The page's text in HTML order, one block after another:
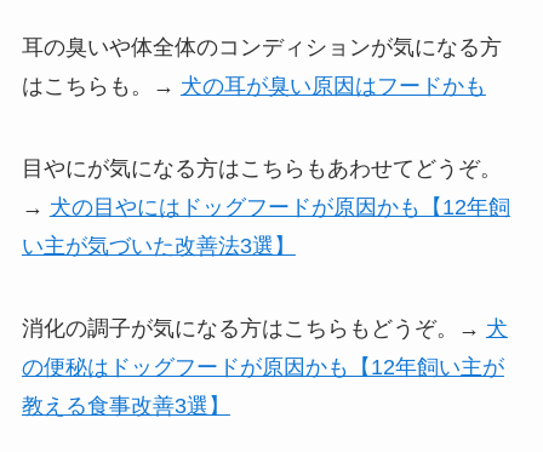
耳の臭いや体全体のコンディションが気になる方
はこちらも。→ 犬の耳が臭い原因はフードかも
目やにが気になる方はこちらもあわせてどうぞ。
→ 犬の目やにはドッグフードが原因かも【12年飼
い主が気づいた改善法3選】
消化の調子が気になる方はこちらもどうぞ。→ 犬
の便秘はドッグフードが原因かも【12年飼い主が
教える食事改善3選】